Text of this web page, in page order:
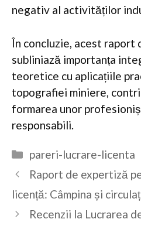
negativ al activităților
În concluzie, acest raport
subliniază importanța
teoretice cu aplicațiile
topografiei miniere,
formarea unor
responsabili.
Categorii
pareri-lucrare-licenta
Raport de expertiză
licență: Câmpina și
Recenzii la Lucrarea